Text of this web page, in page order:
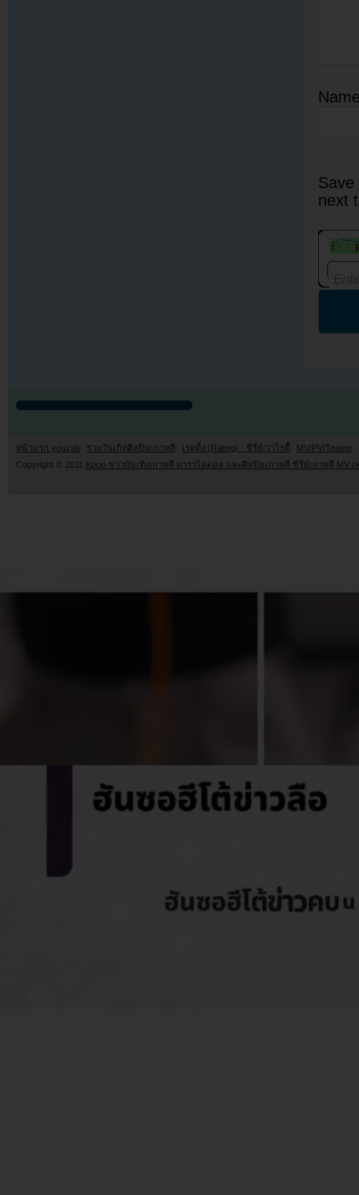
next
หน้าแรก youzab รวมวันเกิดศิลปินเกาหลี เรตติ้ง (Rating) : ซีรี่ย์/วาไรตี้
MV/PV/Teaser
Copyright © 2011 Kpop ข่าวบันเทิงเกาหลี ดาราไอดอล และศิลปินเกาหลี ซีรี่ย์เกาหลี MV